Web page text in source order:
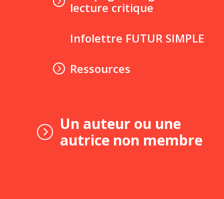
lecture critique
Infolettre FUTUR SIMPLE
Ressources
Un auteur ou une
autrice non membre